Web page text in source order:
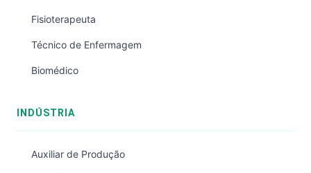
Fisioterapeuta
Técnico de Enfermagem
Biomédico
INDÚSTRIA
Auxiliar de Produção